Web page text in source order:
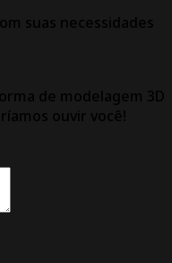
suas necessidades
de modelagem 3D
ouvir você!